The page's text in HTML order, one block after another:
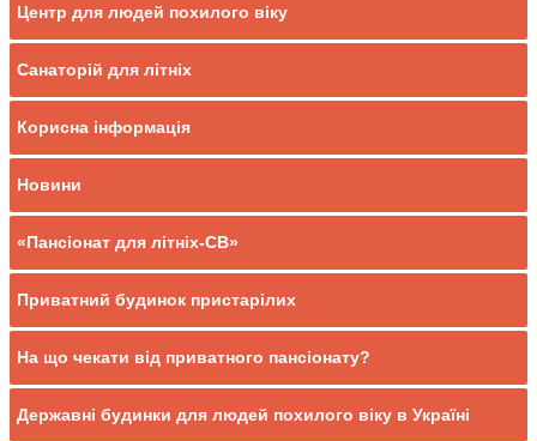
Центр для людей похилого віку
Санаторій для літніх
Корисна інформація
Новини
«Пансіонат для літніх-СВ»
Приватний будинок пристарілих
На що чекати від приватного пансіонату?
Державні будинки для людей похилого віку в Україні